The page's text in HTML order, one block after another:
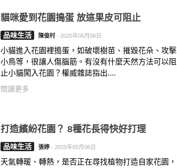
貓咪愛到花園搗蛋 放這果皮可阻止
品味生活 陳俊村 - 2025年05月06日
小貓進入花園裡搗蛋，如破壞樹苗、摧毀花朵、攻擊
小鳥等，很讓人傷腦筋。有沒有什麼天然方法可以阻
止小貓闖入花園？權威雜誌指出....
閱讀更多
打造繽紛花園？ 8種花長得快好打理
品味生活 張婷 - 2025年05月06日
天氣轉暖、轉熱，是否正在尋找植物打造自家花園，